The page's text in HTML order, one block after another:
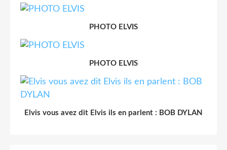
PHOTO ELVIS
PHOTO ELVIS
Elvis vous avez dit Elvis ils en parlent : BOB DYLAN